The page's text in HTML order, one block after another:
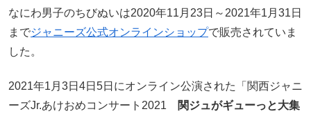
なにわ男子のちびぬいは2020年11月23日～2021年1月31日
までジャニーズ公式オンラインショップで販売されていま
した。
2021年1月3日4日5日にオンライン公演された「関西ジャニ
ーズJr.あけおめコンサート2021 関ジュがギューっと大集